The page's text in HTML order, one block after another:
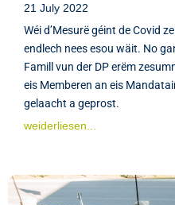
21 July 2022
Wéi d’Mesurë géint de Covid
endlech nees esou wäit. No
Famill vun der DP erëm
eis Memberen an eis
gelaacht a geprost.
weiderliesen...